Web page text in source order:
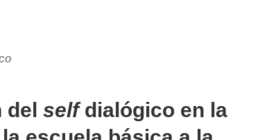
del selfdialógico en la